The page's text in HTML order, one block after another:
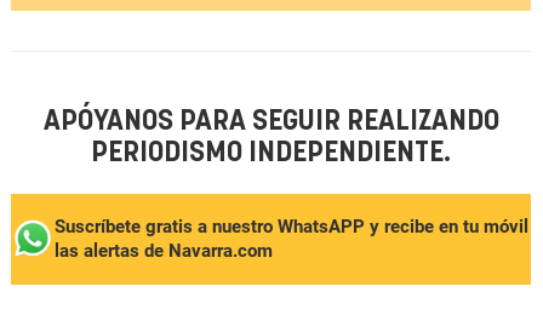
APÓYANOS PARA SEGUIR REALIZANDO
PERIODISMO INDEPENDIENTE.
Suscríbete gratis a nuestro WhatsAPP y recibe en tu móvil
las alertas de Navarra.com